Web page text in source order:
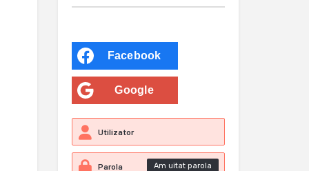
Facebook
Google
Am uitat parola